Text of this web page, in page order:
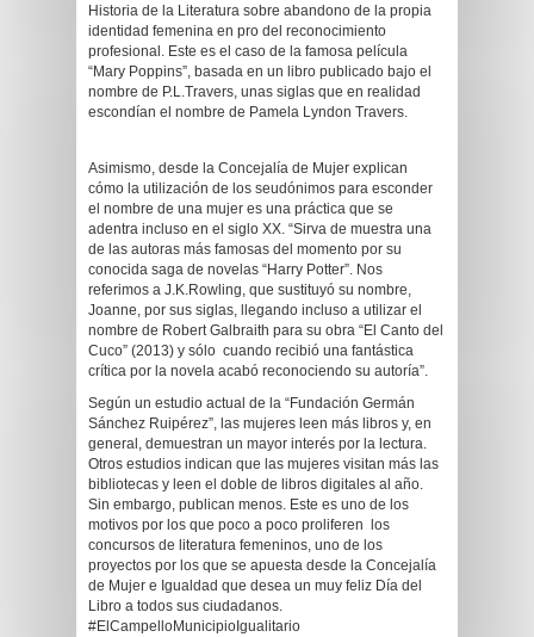
Historia de la Literatura sobre abandono de la propia
identidad femenina en pro del reconocimiento
profesional. Este es el caso de la famosa película
“Mary Poppins”, basada en un libro publicado bajo el
nombre de P.L.Travers, unas siglas que en realidad
escondían el nombre de Pamela Lyndon Travers.
Asimismo, desde la Concejalía de Mujer explican
cómo la utilización de los seudónimos para esconder
el nombre de una mujer es una práctica que se
adentra incluso en el siglo XX. “Sirva de muestra una
de las autoras más famosas del momento por su
conocida saga de novelas “Harry Potter”. Nos
referimos a J.K.Rowling, que sustituyó su nombre,
Joanne, por sus siglas, llegando incluso a utilizar el
nombre de Robert Galbraith para su obra “El Canto del
Cuco” (2013) y sólo cuando recibió una fantástica
crítica por la novela acabó reconociendo su autoría”.
Según un estudio actual de la “Fundación Germán
Sánchez Ruipérez”, las mujeres leen más libros y, en
general, demuestran un mayor interés por la lectura.
Otros estudios indican que las mujeres visitan más las
bibliotecas y leen el doble de libros digitales al año.
Sin embargo, publican menos. Este es uno de los
motivos por los que poco a poco proliferen los
concursos de literatura femeninos, uno de los
proyectos por los que se apuesta desde la Concejalía
de Mujer e Igualdad que desea un muy feliz Día del
Libro a todos sus ciudadanos.
#ElCampelloMunicipioIgualitario